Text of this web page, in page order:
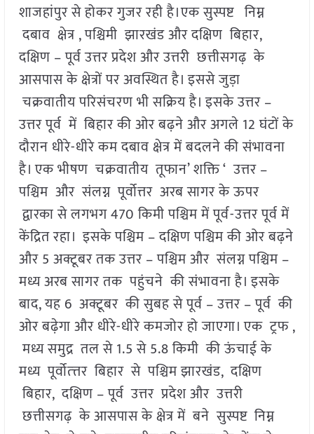
शाजहांपुर से होकर गुजर रही है।एक सुस्पष्ट निम्न
दबाव क्षेत्र , पश्चिमी झारखंड और दक्षिण बिहार,
दक्षिण – पूर्व उत्तर प्रदेश और उत्तरी छत्तीसगढ़ के
आसपास के क्षेत्रों पर अवस्थित है। इससे जुड़ा
चक्रवातीय परिसंचरण भी सक्रिय है। इसके उत्तर –
उत्तर पूर्व में बिहार की ओर बढ़ने और अगले 12 घंटों के
दौरान धीरे-धीरे कम दबाव क्षेत्र में बदलने की संभावना
है। एक भीषण चक्रवातीय तूफान’ शक्ति ‘ उत्तर –
पश्चिम और संलग्न पूर्वोत्तर अरब सागर के ऊपर
द्वारका से लगभग 470 किमी पश्चिम में पूर्व-उत्तर पूर्व में
केंद्रित रहा। इसके पश्चिम – दक्षिण पश्चिम की ओर बढ़ने
और 5 अक्टूबर तक उत्तर – पश्चिम और संलग्न पश्चिम –
मध्य अरब सागर तक पहुंचने की संभावना है। इसके
बाद, यह 6 अक्टूबर की सुबह से पूर्व – उत्तर – पूर्व की
ओर बढ़ेगा और धीरे-धीरे कमजोर हो जाएगा। एक ट्रफ ,
मध्य समुद्र तल से 1.5 से 5.8 किमी की ऊंचाई के
मध्य पूर्वोत्त्तर बिहार से पश्चिम झारखंड, दक्षिण
बिहार, दक्षिण – पूर्व उत्तर प्रदेश और उत्तरी
छत्तीसगढ़ के आसपास के क्षेत्र में बने सुस्पष्ट निम्न